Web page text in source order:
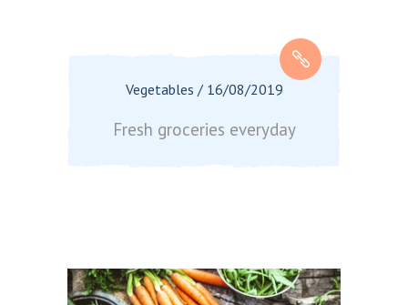
Vegetables / 16/08/2019
Fresh groceries everyday